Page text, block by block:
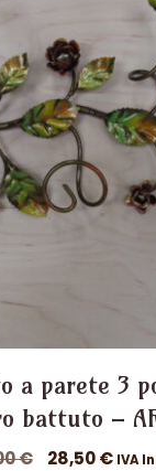
a parete 3
battuto –
€
Il
28,50€IlIVA